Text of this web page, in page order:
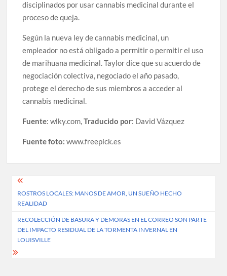
disciplinados por usar cannabis medicinal durante el
proceso de queja.
Según la nueva ley de cannabis medicinal, un
empleador no está obligado a permitir o permitir el uso
de marihuana medicinal. Taylor dice que su acuerdo de
negociación colectiva, negociado el año pasado,
protege el derecho de sus miembros a acceder al
cannabis medicinal.
Fuente: wlky.com,Traducido por: David Vázquez
Fuente foto: www.freepick.es
Post
navigation
ROSTROS LOCALES: MANOS DE AMOR, UN SUEÑO HECHO
REALIDAD
RECOLECCIÓN DE BASURA Y DEMORAS EN EL CORREO SON PARTE
DEL IMPACTO RESIDUAL DE LA TORMENTA INVERNAL EN
LOUISVILLE